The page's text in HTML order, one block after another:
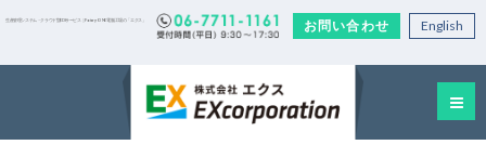
お問い合わせ English
生産管理システム・クラウド型EDIサービス｜Factory-ONE 電脳工場の「エクス」